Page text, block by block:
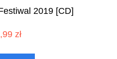
2019 [CD]
zł